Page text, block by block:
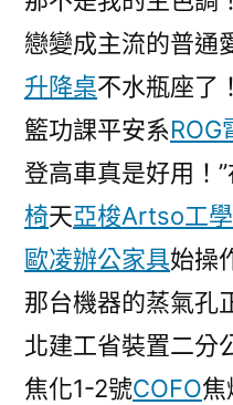
戀變成主流的普通
升降桌不水瓶座了
籃功課平安系ROG
登高車真是好用！
椅天亞梭Artso工
歐凌辦公家具始操
那台機器的蒸氣孔
北建工省裝置二分
焦化1-2號COFO焦